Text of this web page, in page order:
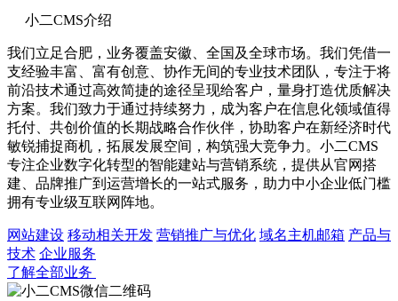
小二CMS介绍
我们立足合肥，业务覆盖安徽、全国及全球市场。我们凭借一
支经验丰富、富有创意、协作无间的专业技术团队，专注于将
前沿技术通过高效简捷的途径呈现给客户，量身打造优质解决
方案。我们致力于通过持续努力，成为客户在信息化领域值得
托付、共创价值的长期战略合作伙伴，协助客户在新经济时代
敏锐捕捉商机，拓展发展空间，构筑强大竞争力。小二CMS
专注企业数字化转型的智能建站与营销系统，提供从官网搭
建、品牌推广到运营增长的一站式服务，助力中小企业低门槛
拥有专业级互联网阵地。
网站建设 移动相关开发 营销推广与优化 域名主机邮箱 产品与
技术 企业服务
了解全部业务